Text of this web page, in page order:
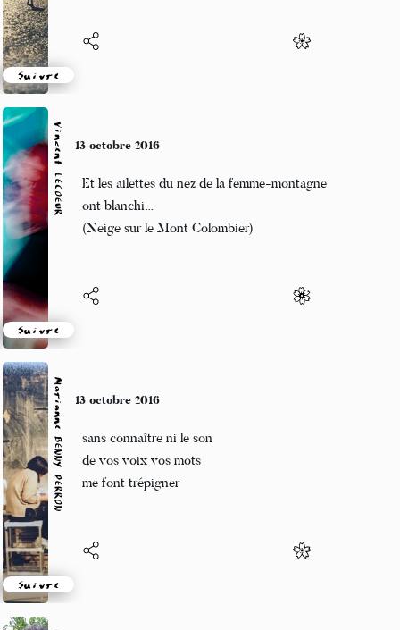
Suivre
Vincent LECŒUR
Suivre
10 octobre 2016
Dans la découverte
Un tableau tout en hauteur
Nuages sur ciel bleu
Marianne BENNY PERRON
Suivre
10 octobre 2016
soyons nus
et laissons nos vêtements
où nous ne les retrouverons pas